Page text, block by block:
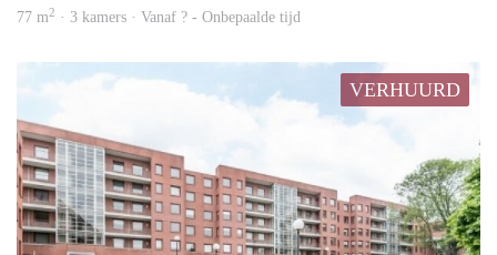
77 m2 · 3 kamers · Vanaf ? - Onbepaalde tijd
VERHUURD